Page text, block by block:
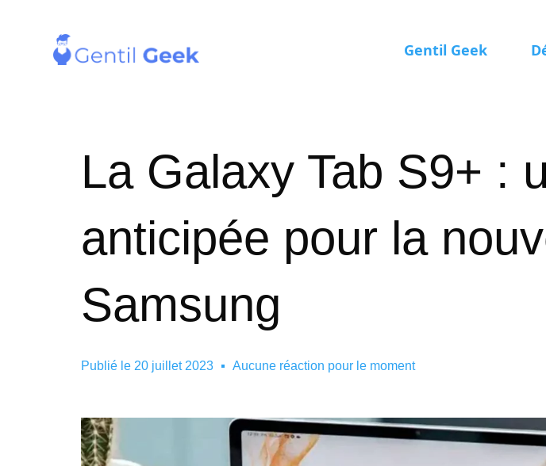
Gentil Geek
La Galaxy Tab S9+ :
anticipée pour la
Samsung
Publié le 20 juillet 2023 Aucune réaction pour le moment